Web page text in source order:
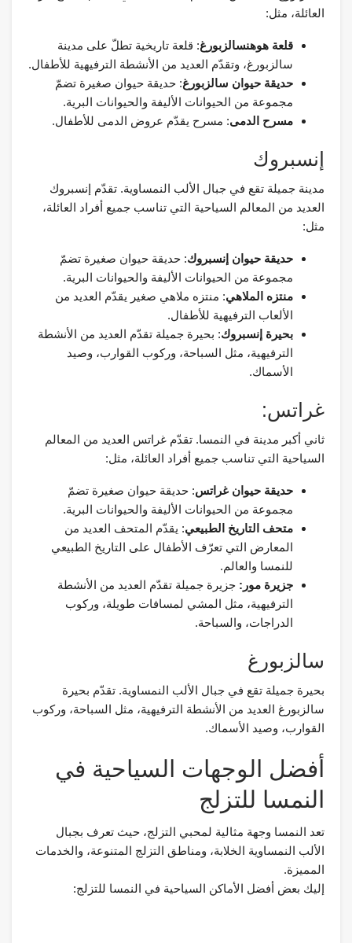
العائلة، مثل:
قلعة هوهنسالزبورغ: قلعة تاريخية تطلّ على مدينة
سالزبورغ، وتقدّم العديد من الأنشطة الترفيهية للأطفال.
حديقة حيوان سالزبورغ: حديقة حيوان صغيرة تضمّ
مجموعة من الحيوانات الأليفة والحيوانات البرية.
مسرح الدمى: مسرح يقدّم عروض الدمى للأطفال.
إنسبروك
مدينة جميلة تقع في جبال الألب النمساوية. تقدّم إنسبروك
العديد من المعالم السياحية التي تناسب جميع أفراد العائلة،
مثل:
حديقة حيوان إنسبروك: حديقة حيوان صغيرة تضمّ
مجموعة من الحيوانات الأليفة والحيوانات البرية.
منتزه الملاهي: منتزه ملاهي صغير يقدّم العديد من
الألعاب الترفيهية للأطفال.
بحيرة إنسبروك: بحيرة جميلة تقدّم العديد من الأنشطة
الترفيهية، مثل السباحة، وركوب القوارب، وصيد
الأسماك.
غراتس:
ثاني أكبر مدينة في النمسا. تقدّم غراتس العديد من المعالم
السياحية التي تناسب جميع أفراد العائلة، مثل:
حديقة حيوان غراتس: حديقة حيوان صغيرة تضمّ
مجموعة من الحيوانات الأليفة والحيوانات البرية.
متحف التاريخ الطبيعي: يقدّم المتحف العديد من
المعارض التي تعرّف الأطفال على التاريخ الطبيعي
للنمسا والعالم.
جزيرة مور: جزيرة جميلة تقدّم العديد من الأنشطة
الترفيهية، مثل المشي لمسافات طويلة، وركوب
الدراجات، والسباحة.
سالزبورغ
بحيرة جميلة تقع في جبال الألب النمساوية. تقدّم بحيرة
سالزبورغ العديد من الأنشطة الترفيهية، مثل السباحة، وركوب
القوارب، وصيد الأسماك.
أفضل الوجهات السياحية في
النمسا للتزلج
تعد النمسا وجهة مثالية لمحبي التزلج، حيث تعرف بجبال
الألب النمساوية الخلابة، ومناطق التزلج المتنوعة، والخدمات
المميزة.
إليك بعض أفضل الأماكن السياحية في النمسا للتزلج: